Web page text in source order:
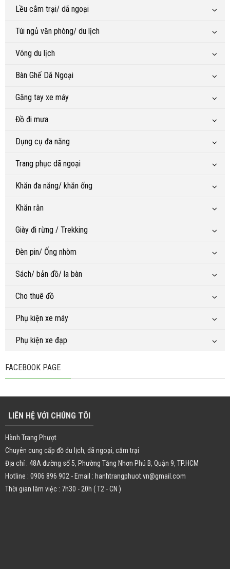
Lều cắm trại/ dã ngoại
Túi ngủ văn phòng/ du lịch
Võng du lịch
Bàn Ghế Dã Ngoại
Găng tay xe máy
Đồ đi mưa
Dụng cụ đa năng
Trang phục dã ngoại
Khăn đa năng/ khăn ống
Khăn rằn
Giày đi rừng / Trekking
Đèn pin/ Ống nhòm
Sách/ bản đồ/ la bàn
Cho thuê đồ
Phụ kiện xe máy
Phụ kiện xe đạp
FACEBOOK PAGE
LIÊN HỆ VỚI CHÚNG TÔI
Hành Trang Phượt
Chuyên cung cấp đồ du lịch, dã ngoại, cắm trại
Địa chỉ : 48A đường số 5, Phường Tăng Nhơn Phú B, Quận 9, TP.HCM
Hotline : 0906 896 902 - Email : hanhtrangphuot.vn@gmail.com
Thời gian làm việc : 7h30 - 20h ( T2 - CN )